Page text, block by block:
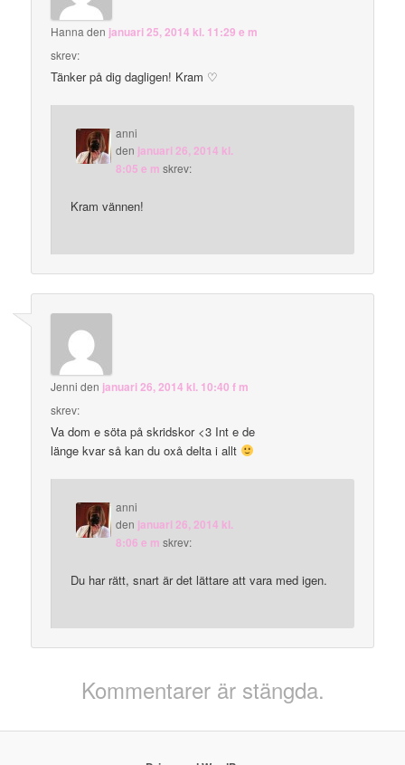
Hanna den januari 25, 2014 kl. 11:29 e m
skrev:
Tänker på dig dagligen! Kram ♡
anni
den januari 26, 2014 kl.
8:05 e m skrev:
Kram vännen!
Jenni den januari 26, 2014 kl. 10:40 f m
skrev:
Va dom e söta på skridskor <3 Int e de
länge kvar så kan du oxå delta i allt
anni
den januari 26, 2014 kl.
8:06 e m skrev:
Du har rätt, snart är det lättare att vara med igen.
Kommentarer är stängda.